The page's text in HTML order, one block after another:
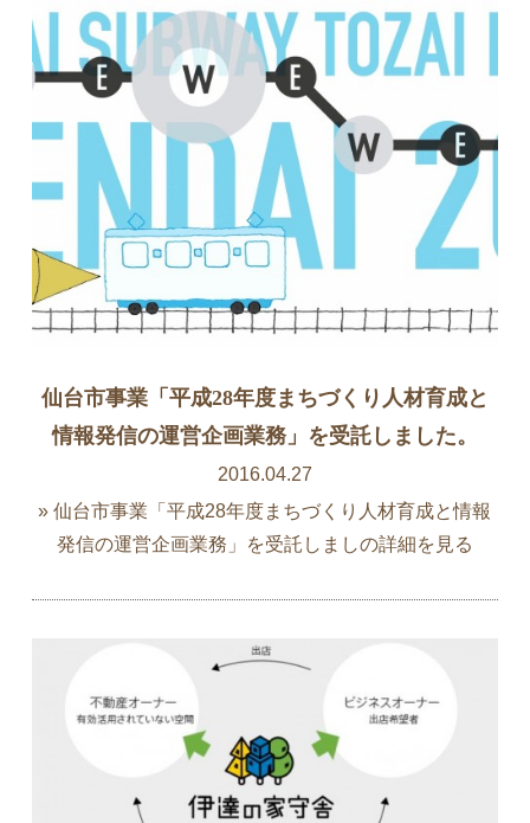
仙台市事業「平成28年度まちづくり人材育成と
情報発信の運営企画業務」を受託しました。
2016.04.27
» 仙台市事業「平成28年度まちづくり人材育成と情報
発信の運営企画業務」を受託しましの詳細を見る